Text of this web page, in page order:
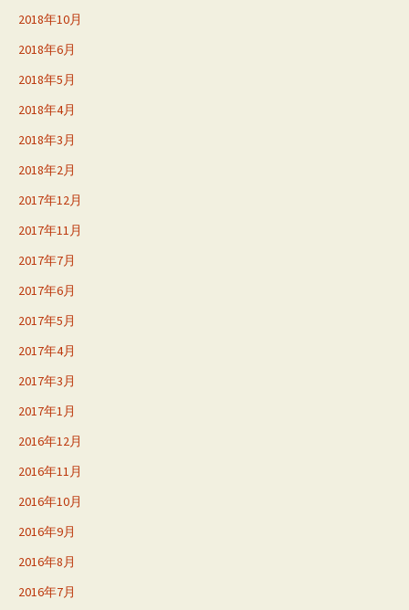
2018年10月
2018年6月
2018年5月
2018年4月
2018年3月
2018年2月
2017年12月
2017年11月
2017年7月
2017年6月
2017年5月
2017年4月
2017年3月
2017年1月
2016年12月
2016年11月
2016年10月
2016年9月
2016年8月
2016年7月